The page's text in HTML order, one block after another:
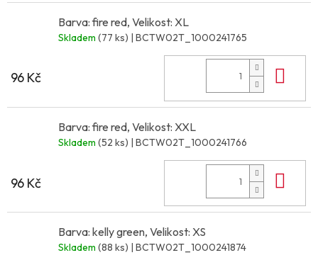
Barva: fire red, Velikost: XL
Skladem (77 ks) | BCTW02T_1000241765
96 Kč
Barva: fire red, Velikost: XXL
Skladem (52 ks) | BCTW02T_1000241766
96 Kč
Barva: kelly green, Velikost: XS
Skladem (88 ks) | BCTW02T_1000241874